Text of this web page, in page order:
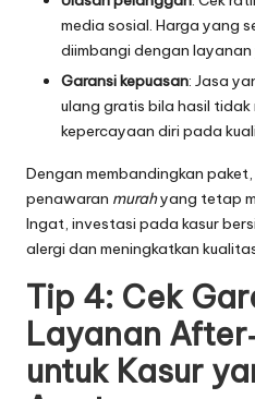
media sosial. Harga yang
diimbangi dengan
Garansi kepuasan: Jasa
ulang gratis bila hasil tidak
kepercayaan diri pada
Dengan membandingkan
penawaran murahyang tetap
Ingat, investasi pada kasur
alergi dan meningkatkan
Tip 4: Cek
Layanan
untuk Kasur